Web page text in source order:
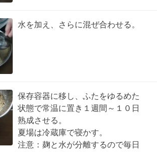
水を加え、さらに混ぜ合わせる。
保存容器に移し、ふたをゆるめた
状態で常温に置き１週間～１０日
熟成させる。
夏場は冷蔵庫で寝かす。
注意：麹と水が分離するので毎日